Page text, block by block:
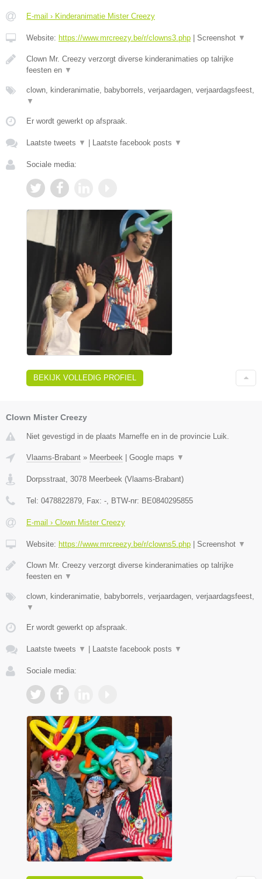
E-mail › Kinderanimatie Mister Creezy
Website: https://www.mrcreezy.be/r/clowns3.php Screenshot ▼
Clown Mr. Creezy verzorgt diverse kinderanimaties op talrijke
feesten en ▼
clown, kinderanimatie, babyborrels, verjaardagen, verjaardagsfeest,
▼
Er wordt gewerkt op afspraak.
Laatste tweets ▼ Laatste facebook posts ▼
Sociale media:
BEKIJK VOLLEDIG PROFIEL
Clown Mister Creezy
Niet gevestigd in de plaats Marneffe en in de provincie Luik.
Vlaams-Brabant » Meerbeek Google maps ▼
Dorpsstraat, 3078 Meerbeek (Vlaams-Brabant)
Tel: 0478822879, Fax: -, BTW-nr: BE0840295855
E-mail › Clown Mister Creezy
Website: https://www.mrcreezy.be/r/clowns5.php Screenshot ▼
Clown Mr. Creezy verzorgt diverse kinderanimaties op talrijke
feesten en ▼
clown, kinderanimatie, babyborrels, verjaardagen, verjaardagsfeest,
▼
Er wordt gewerkt op afspraak.
Laatste tweets ▼ Laatste facebook posts ▼
Sociale media: